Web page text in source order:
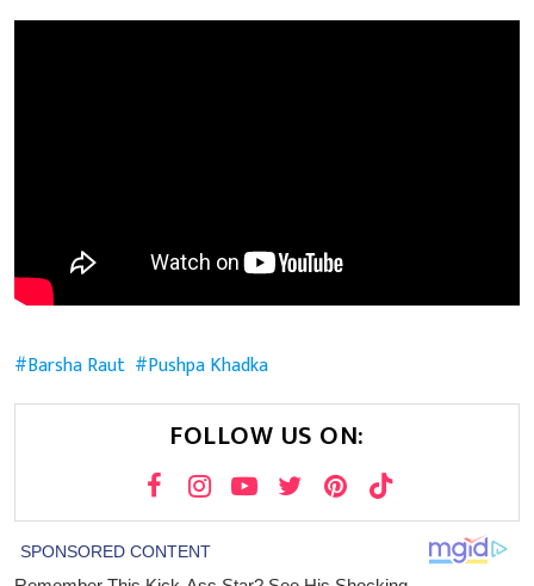
Barsha Raut Pushpa Khadka
FOLLOW US ON: